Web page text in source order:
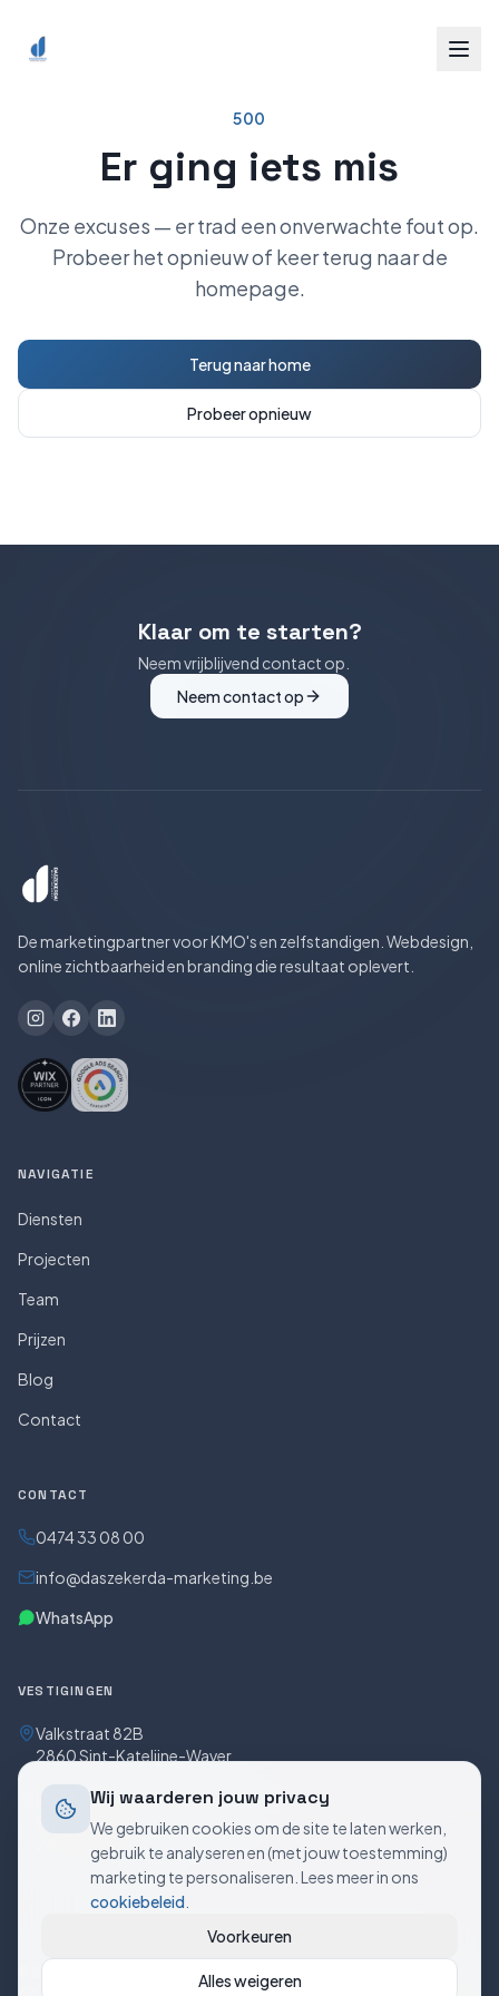
500
Er ging iets mis
Onze excuses — er trad een onverwachte fout op.
Probeer het opnieuw of keer terug naar de
homepage.
Terug naar home
Probeer opnieuw
Klaar om te starten?
Neem vrijblijvend contact op.
Neem contact op
De marketingpartner voor KMO's en zelfstandigen. Webdesign,
online zichtbaarheid en branding die resultaat oplevert.
NAVIGATIE
Diensten
Projecten
Team
Prijzen
Blog
Contact
CONTACT
0474 33 08 00
info@daszekerda-marketing.be
WhatsApp
VESTIGINGEN
Valkstraat 82B
2860 Sint-Katelijne-Waver
Hendrik Consciencestraat 5
Bus 5/0301
2800 Mechelen
Daszekerda Marketing. BTW BE0773.621.718. Alle rechten
Wij waarderen jouw privacy
We gebruiken cookies om de site te laten werken,
gebruik te analyseren en (met jouw toestemming)
marketing te personaliseren. Lees meer in ons
cookiebeleid
Voorkeuren
Alles weigeren